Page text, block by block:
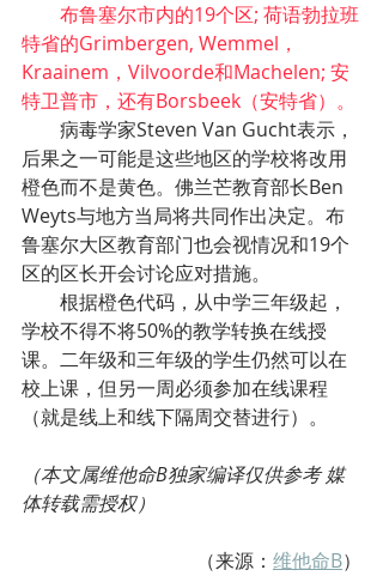
布鲁塞尔市内的19个区; 荷语勃拉班
特省的Grimbergen, Wemmel，
Kraainem，Vilvoorde和Machelen; 安
特卫普市，还有Borsbeek（安特省）。
后果之一可能是这些地区的学校将改用
橙色而不是黄色。佛兰芒教育部长Ben
Weyts与地方当局将共同作出决定。布
鲁塞尔大区教育部门也会视情况和19个
区的区长开会讨论应对措施。
学校不得不将50%的教学转换在线授
课。二年级和三年级的学生仍然可以在
校上课，但另一周必须参加在线课程
（就是线上和线下隔周交替进行）。
（本文属维他命B独家编译仅供参考 媒
体转载需授权）
（来源： 维他命B）